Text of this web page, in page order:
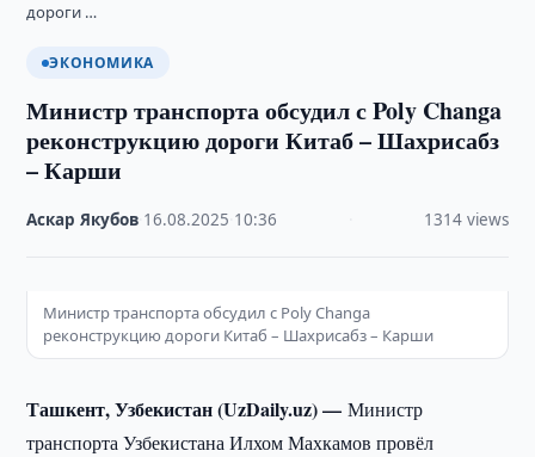
дороги …
ЭКОНОМИКА
Министр транспорта обсудил с Poly Changa
реконструкцию дороги Китаб – Шахрисабз
– Карши
Аскар Якубов 16.08.2025 10:36 1314 views
Министр транспорта обсудил с Poly Changa
реконструкцию дороги Китаб – Шахрисабз – Карши
Ташкент, Узбекистан (UzDaily.uz) —Министр
транспорта Узбекистана Илхом Махкамов провёл